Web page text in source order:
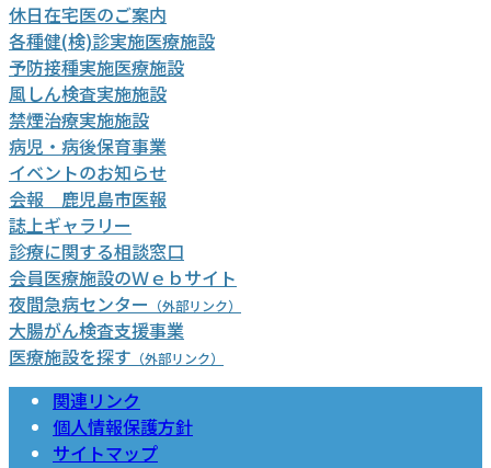
休日在宅医のご案内
各種健(検)診実施医療施設
予防接種実施医療施設
風しん検査実施施設
禁煙治療実施施設
病児・病後保育事業
イベントのお知らせ
会報 鹿児島市医報
誌上ギャラリー
診療に関する相談窓口
会員医療施設のＷｅｂサイト
夜間急病センター （外部リンク）
グ
リ
ッ
大腸がん検査支援事業
医療施設を探す （外部リンク）
関連リンク
個人情報保護方針
サイトマップ